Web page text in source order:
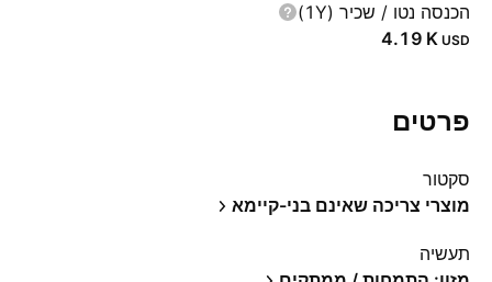
הכנסה נטו / שכיר (1Y)
‪4.19 K‬ USD
פרטים
סקטור
מוצרי צריכה שאינם בני-קיימא
תעשיה